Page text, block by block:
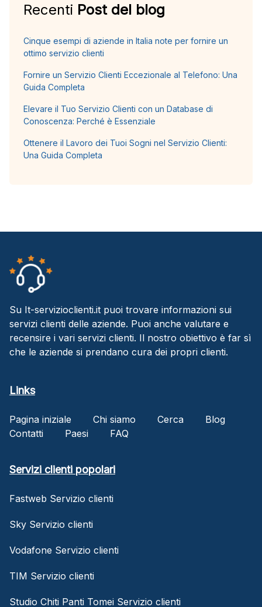
Recenti Post del blog
Cinque esempi di aziende in Italia note per fornire un
ottimo servizio clienti
Fornire un Servizio Clienti Eccezionale al Telefono: Una
Guida Completa
Elevare il Tuo Servizio Clienti con un Database di
Conoscenza: Perché è Essenziale
Ottenere il Lavoro dei Tuoi Sogni nel Servizio Clienti:
Una Guida Completa
Su It-servizioclienti.it puoi trovare informazioni sui
servizi clienti delle aziende. Puoi anche valutare e
recensire i vari servizi clienti. Il nostro obiettivo è far sì
che le aziende si prendano cura dei propri clienti.
Links
Pagina iniziale Chi siamo Cerca
Blog
Contatti
Paesi FAQ
Servizi clienti popolari
Fastweb Servizio clienti
Sky Servizio clienti
Vodafone Servizio clienti
TIM Servizio clienti
Studio Chiti Panti Tomei Servizio clienti